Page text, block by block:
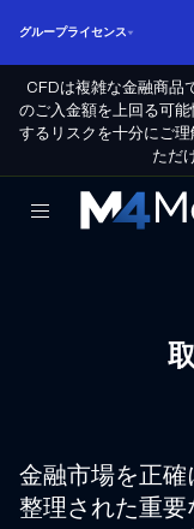
グループライセンス
CFDは複雑な金融商品
のご入金額を上回る可
するリスクを十分にご
ただ
CFD
取
金融市場を正確
整理された重要